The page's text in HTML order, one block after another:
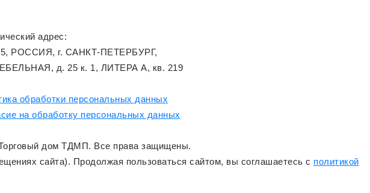
адрес:
РОССИЯ, г. САНКТ-ПЕТЕРБУРГ,
д. 25 к. 1, ЛИТЕРА А, кв. 219
обработки персональных данных
на обработку персональных данных
дом ТДМП. Все права защищены.
сайта). Продолжая пользоваться сайтом, вы соглашаетесь с политикой